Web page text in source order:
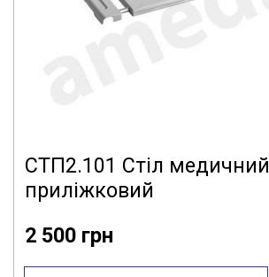
СТП2.101 Стіл медичний
приліжковий
2 500 грн